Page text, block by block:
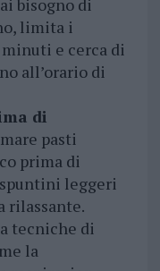
bisogno di
limita i
e cerca di
all’orario di
di
pasti
prima di
leggeri
rilassante.
tecniche di
la